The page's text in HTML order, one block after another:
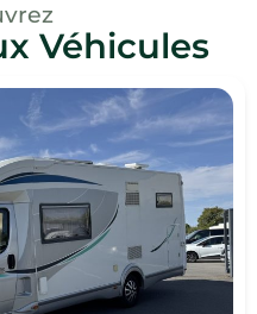
Véhicules